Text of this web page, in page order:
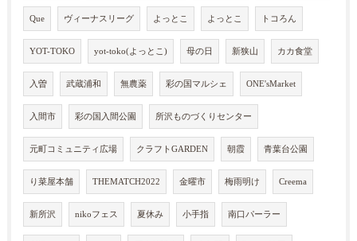
Que ヴィーナスリーグ よっとこ よっとこ トコろん
YOT-TOKO yot-toko(よっとこ) 母の日 新狭山 カカ食堂
入曽 武蔵浦和 無農薬 彩の国マルシェ ONE'sMarket
入間市 彩の国入間公園 所沢ものづくりセンター
元町コミュニティ広場 クラフトGARDEN 朝霞 青葉台公園
り菜屋本舗 THEMATCH2022 金曜市 梅雨明け Creema
新所沢 nikoフェス 夏休み 小手指 南口パーラー